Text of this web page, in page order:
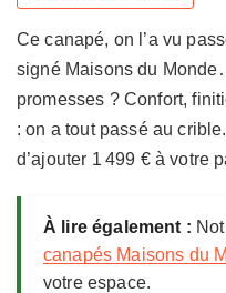
a
p
é
a
l
i
s
o
Coloris Gris
Montage
A
Certification
Prix constate
Ce canapé, on l’a vu
signé Maisons du
promesses ? Confort,
: on a tout passé au
d’ajouter 1 499 € à votre
À lire également :
canapés Maisons du
votre espace.